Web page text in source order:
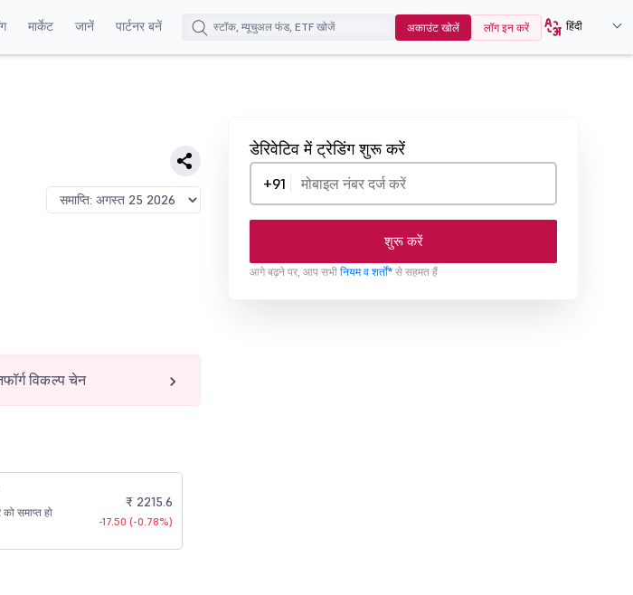
मार्केट जानें पार्टनर बनें अकाउंट खोलें लॉग इन करें हिंदी
डेरिवेटिव में ट्रेडिंग शुरू करें
+91
शुरू करें
आगे बढ़ने पर, आप सभी नियम व शर्तों* से सहमत हैं
विकल्प चेन
समाप्त हो
₹ 2215.6
-17.50 (-0.78%)